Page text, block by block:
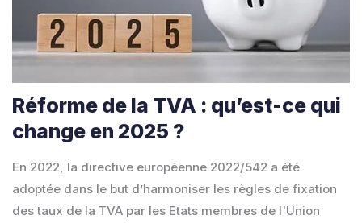
Réforme de la TVA : qu’est-ce qui
change en 2025 ?
En 2022, la directive européenne 2022/542 a été
adoptée dans le but d’harmoniser les règles de fixation
des taux de la TVA par les Etats membres de l'Union